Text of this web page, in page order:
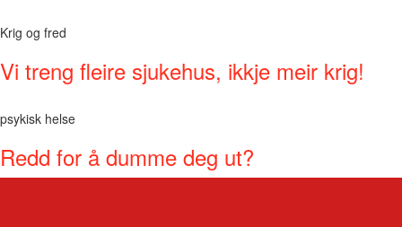
Krig og fred
Vi treng fleire sjukehus, ikkje meir krig!
psykisk helse
Redd for å dumme deg ut?